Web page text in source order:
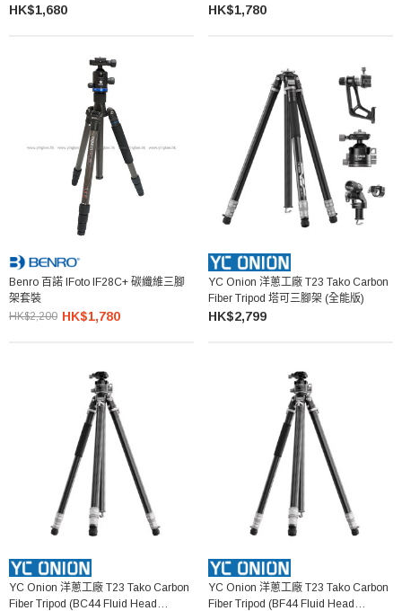
行三腳架
HK$1,680 HK$1,780
Benro 百諾 IFoto IF28C+ 碳纖維三腳
架套裝
HK$2,200 HK$1,780
YC Onion 洋蔥工廠 T23 Tako Carbon
Fiber Tripod 塔可三腳架 (全能版)
HK$2,799
YC Onion 洋蔥工廠 T23 Tako Carbon
Fiber Tripod (BC44 Fluid Head
YC Onion 洋蔥工廠 T23 Tako Carbon
Fiber Tripod (BF44 Fluid Head